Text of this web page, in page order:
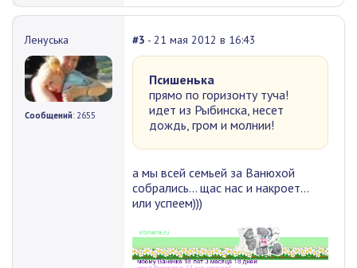
Ленуська
Сообщений: 2655
#3 - 21 мая 2012 в 16:43
Псишенька
прямо по горизонту туча!
идет из Рыбинска, несет
дождь, гром и молнии!
а мы всей семьей за Ванюхой
собрались... щас нас и накроет...
или успеем)))